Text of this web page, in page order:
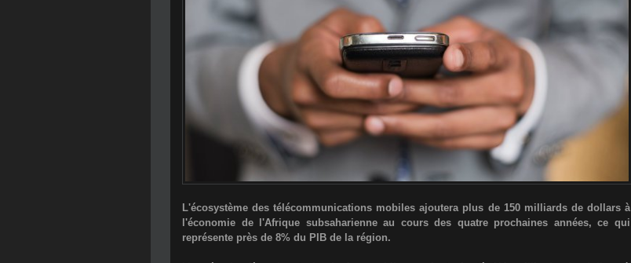
L'écosystème des télécommunications mobiles ajoutera plus de 150 milliards de dollars à
l'économie de l'Afrique subsaharienne au cours des quatre prochaines années, ce qui
représente près de 8% du PIB de la région.